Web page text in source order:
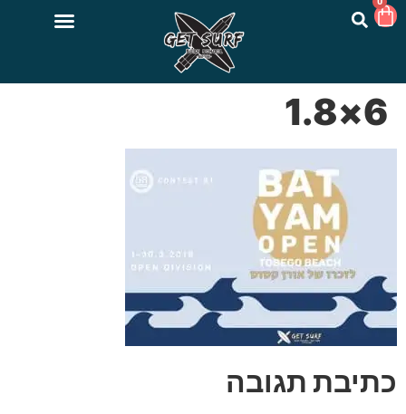
6×1.8
כתיבת תגובה